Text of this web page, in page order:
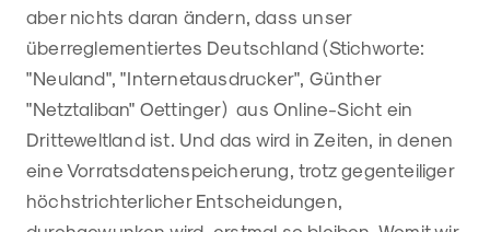
aber nichts daran ändern, dass unser
überreglementiertes Deutschland (Stichworte:
"Neuland", "Internetausdrucker", Günther
"Netztaliban" Oettinger) aus Online-Sicht ein
Dritteweltland ist. Und das wird in Zeiten, in denen
eine Vorratsdatenspeicherung, trotz gegenteiliger
höchstrichterlicher Entscheidungen,